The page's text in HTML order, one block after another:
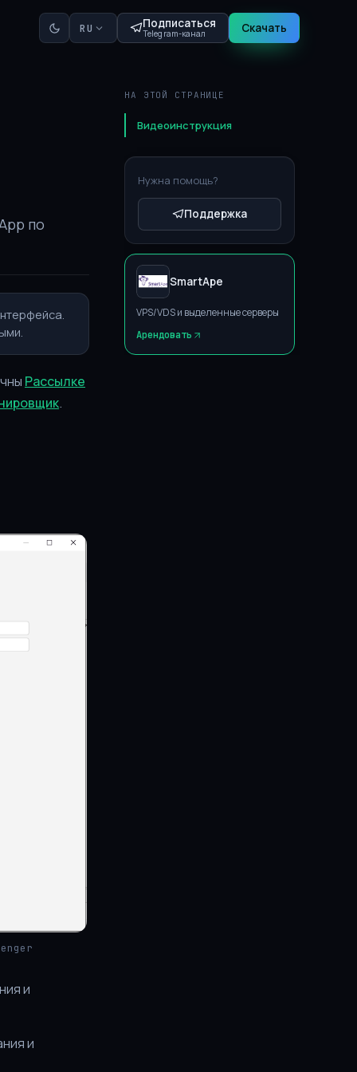
RU Подписаться
Telegram-канал Скачать
по
Рассылке
.
и
и
НА ЭТОЙ СТРАНИЦЕ
Видеоинструкция
Нужна помощь?
Поддержка
SmartApe
VPS/VDS и выделенные серверы
Арендовать